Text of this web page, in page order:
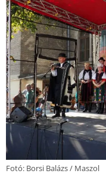
Fotó: Borsi Balázs / Maszol